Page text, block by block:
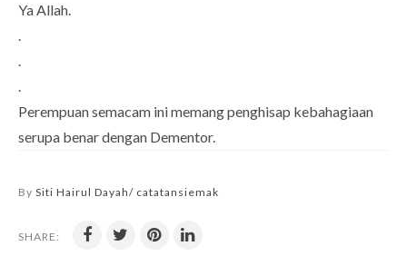
Ya Allah.
.
.
.
Perempuan semacam ini memang penghisap kebahagiaan
serupa benar dengan Dementor.
By Siti Hairul Dayah/ catatansiemak
SHARE: